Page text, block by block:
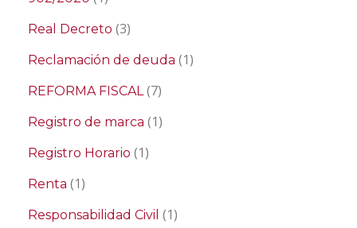
Real Decreto (3)
Reclamación de deuda (1)
REFORMA FISCAL (7)
Registro de marca (1)
Registro Horario (1)
Renta (1)
Responsabilidad Civil (1)